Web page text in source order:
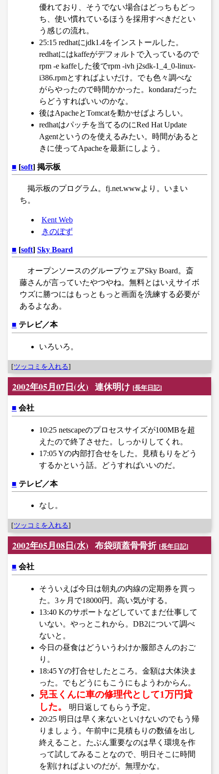
優れており、そうでない場合はどっちもどっ
ち、使い慣れているほうを採用すべきだとい
う感じの流れ。
25:15 redhatにjdk1.4をインストールした。
redhatにはkaffeがデフォルトで入っているので
rpm -e kaffeした後でrpm -ivh j2sdk-1_4_0-linux-
i386.rpmとすればよいだけ。でも色々調べな
がらやったので時間かかった。kondaraだった
らどうすればいいのかな。
後はApacheとTomcatを動かせばよろしい。
redhatはパッチを当てるのにRed Hat Update
Agentというのを使えるみたい。時間があると
きに使ってApacheを最新にしよう。
■ [soft] 掲示板
掲示板のプログラム。fj.net.wwwより。いまい
ち。
Kent Web
きのぼず
■ [soft] Sky Board
オープンソースのグループウェアSky Board。斎
藤さんが言っていたやつやね。無料とはいえサイボ
ウズに勝つにはもっともっと画面を洗練する必要が
あるよなあ。
■ テレビ／本
いろいろ。
[ツッコミを入れる]
2002年05月07日(火) 連休明け [長年日記]
■ 会社
10:25 netscapeのプロセスサイズが100MBを超
えたので終了させた。しっかりしてくれ。
17:05 Yの内部打合せをした。見積もりをどう
するかという話。どうすればいいのだ。
■ テレビ／本
なし。
[ツッコミを入れる]
2002年05月08日(水) 布袋頭蓋骨骨折 [長年日記]
■ 会社
そういえば今日は朝丸の内線の定期券を買っ
た。3ヶ月で18000円。高い気がする。
13:40 Kのサポートなどしていてまだ仕事して
いない。やっとこれから。DB2について調べ
ないと。
今日の昼食はどういうわけか服部さんのおご
り。
18:45 Yの打合せしたところ。金額は大体決ま
った。でもどうにもこうにもようわからん。
兒玉くんに車の修理代として1万円貸
した。
明日返してもらう予定。
20:25 明日は早く来ないといけないのでもう帰
りましょう。午前中に見積もりの数値を出し
終えること。たぶん重要なのは早く環境を作
って試してみることなので、明日そこに時間
を割ければよいのだが。無理かな。